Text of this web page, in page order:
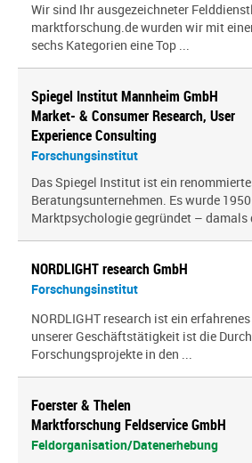
Wir sind Ihr ausgezeichneter
marktforschung.de wurden wir mit
sechs Kategorien eine Top ...
Spiegel Institut Mannheim GmbH
Market- & Consumer Research, User
Experience Consulting
Forschungsinstitut
Das Spiegel Institut ist ein
Beratungsunternehmen. Es wurde
Marktpsychologie gegründet – damals
NORDLIGHT research GmbH
Forschungsinstitut
NORDLIGHT research ist ein
unserer Geschäftstätigkeit ist die
Forschungsprojekte in den ...
Foerster & Thelen
Marktforschung Feldservice GmbH
Feldorganisation/Datenerhebung